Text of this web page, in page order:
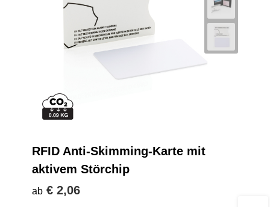
RFID Anti-Skimming-Karte mit
aktivem Störchip
ab € 2,06